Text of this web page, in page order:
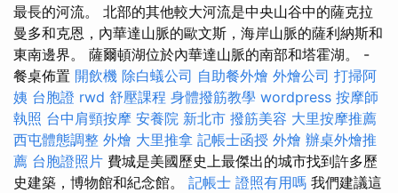
最長的河流。 北部的其他較大河流是中央山谷中的薩克拉
曼多和克恩，內華達山脈的歐文斯，海岸山脈的薩利納斯和
東南邊界。 薩爾頓湖位於內華達山脈的南部和塔霍湖。 -
餐桌佈置 開飲機 除白蟻公司 自助餐外燴 外燴公司 打掃阿
姨 台胞證 rwd 舒壓課程 身體撥筋教學 wordpress 按摩師
執照 台中肩頸按摩 安養院 新北市 撥筋美容 大里按摩推薦
西屯體態調整 外燴 大里推拿 記帳士函授 外燴 辦桌外燴推
薦 台胞證照片 費城是美國歷史上最傑出的城市找到許多歷
史建築，博物館和紀念館。 記帳士 證照有用嗎 我們建議這